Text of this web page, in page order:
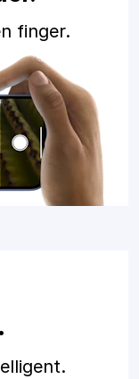
finger.